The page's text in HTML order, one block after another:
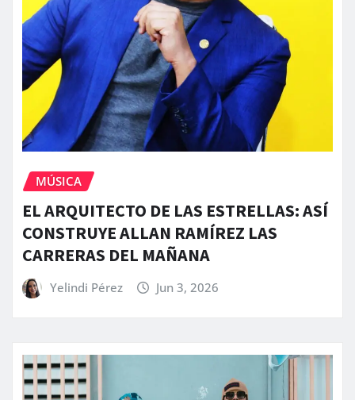
MÚSICA
EL ARQUITECTO DE LAS ESTRELLAS: ASÍ
CONSTRUYE ALLAN RAMÍREZ LAS
CARRERAS DEL MAÑANA
Yelindi Pérez Jun 3, 2026